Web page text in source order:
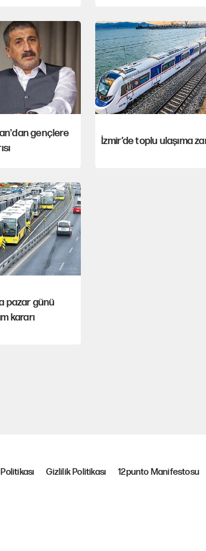
gençlere
İzmir’de toplu ulaşıma
pazar günü
kararı
Gizlilik Politikası 12punto Manifestosu